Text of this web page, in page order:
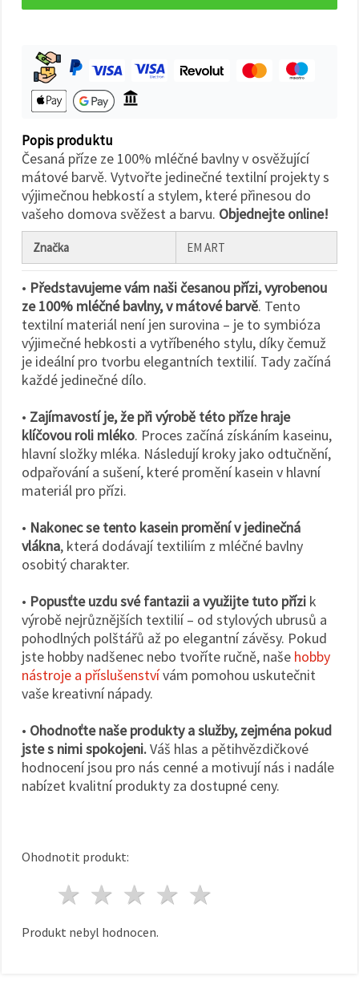
Popis produktu
Česaná příze ze 100% mléčné bavlny v osvěžující
mátové barvě. Vytvořte jedinečné textilní projekty s
výjimečnou hebkostí a stylem, které přinesou do
vašeho domova svěžest a barvu. Objednejte online!
Značka EM ART
• Představujeme vám naši česanou přízi, vyrobenou
ze 100% mléčné bavlny, v mátové barvě. Tento
textilní materiál není jen surovina – je to symbióza
výjimečné hebkosti a vytříbeného stylu, díky čemuž
je ideální pro tvorbu elegantních textilií. Tady začíná
každé jedinečné dílo.
• Zajímavostí je, že při výrobě této příze hraje
klíčovou roli mléko. Proces začíná získáním kaseinu,
hlavní složky mléka. Následují kroky jako odtučnění,
odpařování a sušení, které promění kasein v hlavní
materiál pro přízi.
• Nakonec se tento kasein promění v jedinečná
vlákna, která dodávají textiliím z mléčné bavlny
osobitý charakter.
• Popusťte uzdu své fantazii a využijte tuto přízi k
výrobě nejrůznějších textilií – od stylových ubrusů a
pohodlných polštářů až po elegantní závěsy. Pokud
jste hobby nadšenec nebo tvoříte ručně, naše hobby
nástroje a příslušenstvívám pomohou uskutečnit
vaše kreativní nápady.
• Ohodnoťte naše produkty a služby, zejména pokud
jste s nimi spokojeni.Váš hlas a pětihvězdičkové
hodnocení jsou pro nás cenné a motivují nás i nadále
nabízet kvalitní produkty za dostupné ceny.
Ohodnotit produkt:
4 hvězdy
3 hvězdy
2 hvězdy
1 hvězda
Produkt nebyl hodnocen.